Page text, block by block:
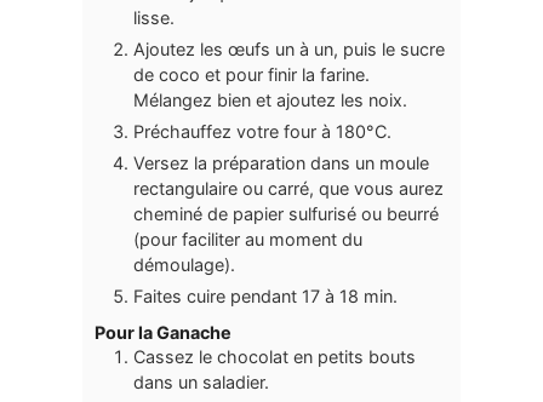
lisse.
Ajoutez les œufs un à un, puis le sucre
de coco et pour finir la farine.
Mélangez bien et ajoutez les noix.
Préchauffez votre four à 180°C.
Versez la préparation dans un moule
rectangulaire ou carré, que vous aurez
cheminé de papier sulfurisé ou beurré
(pour faciliter au moment du
démoulage).
Faites cuire pendant 17 à 18 min.
Pour la Ganache
Cassez le chocolat en petits bouts
dans un saladier.